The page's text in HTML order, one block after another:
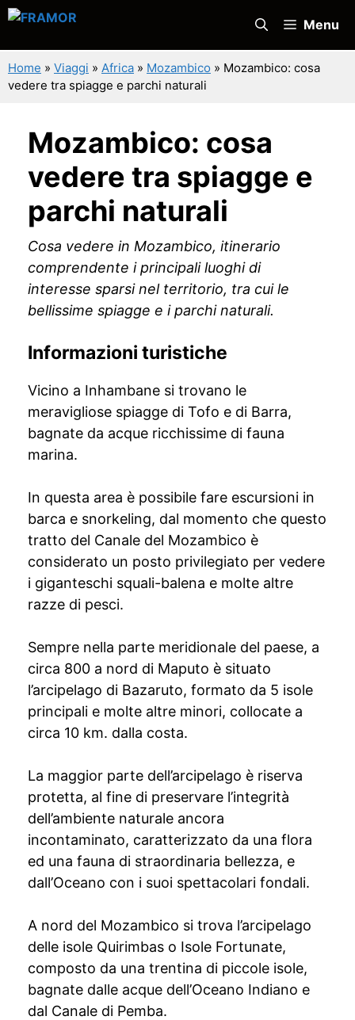
Vai
contenuto
Menu
Home » Viaggi » Africa » Mozambico » Mozambico: cosa
vedere tra spiagge e parchi naturali
Mozambico: cosa
vedere tra spiagge e
parchi naturali
Cosa vedere in Mozambico, itinerario
comprendente i principali luoghi di
interesse sparsi nel territorio, tra cui le
bellissime spiagge e i parchi naturali.
Informazioni turistiche
Vicino a Inhambane si trovano le
meravigliose spiagge di Tofo e di Barra,
bagnate da acque ricchissime di fauna
marina.
In questa area è possibile fare escursioni in
barca e snorkeling, dal momento che questo
tratto del Canale del Mozambico è
considerato un posto privilegiato per vedere
i giganteschi squali-balena e molte altre
razze di pesci.
Sempre nella parte meridionale del paese, a
circa 800 a nord di Maputo è situato
l’arcipelago di Bazaruto, formato da 5 isole
principali e molte altre minori, collocate a
circa 10 km. dalla costa.
La maggior parte dell’arcipelago è riserva
protetta, al fine di preservare l’integrità
dell’ambiente naturale ancora
incontaminato, caratterizzato da una flora
ed una fauna di straordinaria bellezza, e
dall’Oceano con i suoi spettacolari fondali.
A nord del Mozambico si trova l’arcipelago
delle isole Quirimbas o Isole Fortunate,
composto da una trentina di piccole isole,
bagnate dalle acque dell’Oceano Indiano e
dal Canale di Pemba.